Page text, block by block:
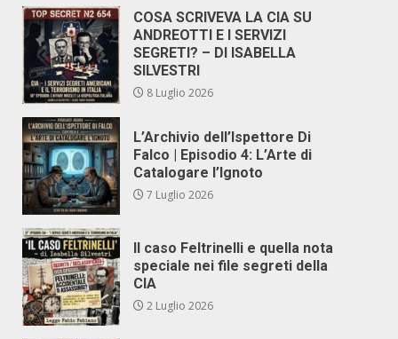
COSA SCRIVEVA LA CIA SU
ANDREOTTI E I SERVIZI
SEGRETI? – DI ISABELLA
SILVESTRI
8 Luglio 2026
L’Archivio dell’Ispettore Di
Falco | Episodio 4: L’Arte di
Catalogare l’Ignoto
7 Luglio 2026
Il caso Feltrinelli e quella nota
speciale nei file segreti della
CIA
2 Luglio 2026